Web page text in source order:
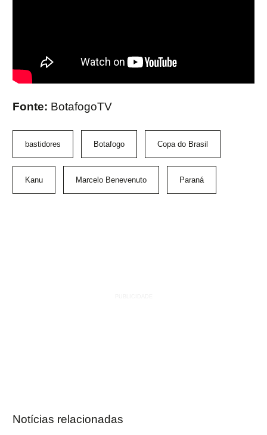
Fonte: BotafogoTV
bastidores Botafogo Copa do Brasil
Kanu Marcelo Benevenuto Paraná
Notícias relacionadas